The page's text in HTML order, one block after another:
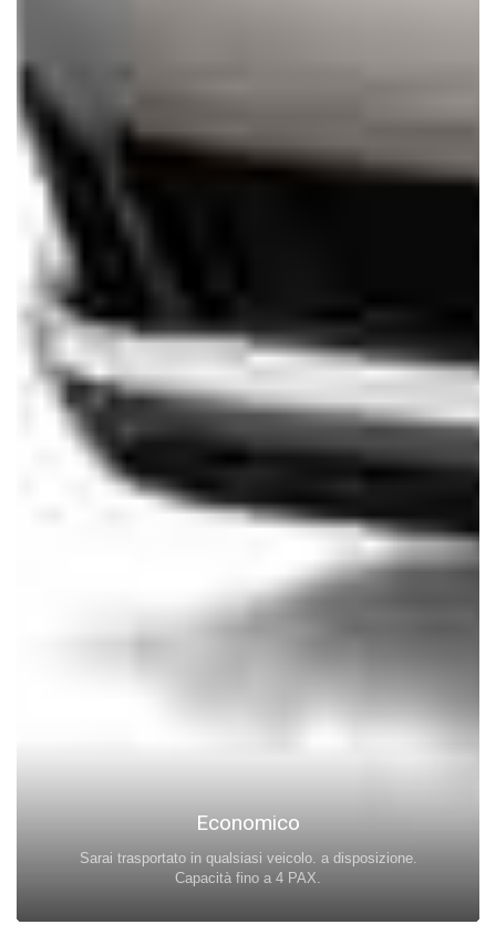
Economico
Sarai trasportato in qualsiasi veicolo. a disposizione.
Capacità fino a 4 PAX.